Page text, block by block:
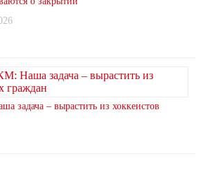
задача – вырастить из хоккеистов